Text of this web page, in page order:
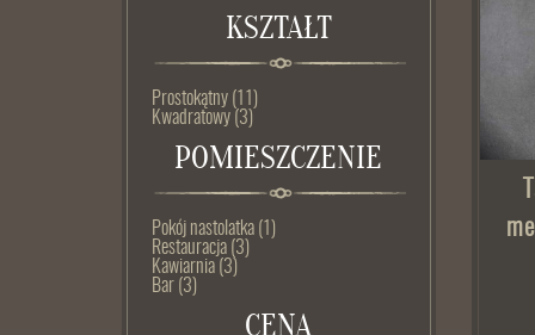
KSZTAŁT
Prostokątny (11)
Kwadratowy (3)
POMIESZCZENIE
Pokój nastolatka (1)
Restauracja (3)
Kawiarnia (3)
Bar (3)
CENA